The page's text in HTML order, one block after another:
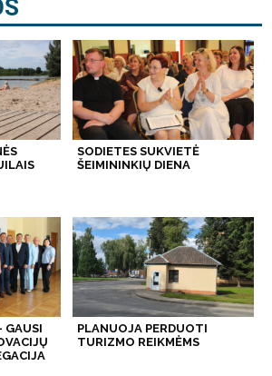
SODIETES SUKVIETĖ
ŠEIMININKIŲ DIENA
GAUSI
PLANUOJA PERDUOTI
TURIZMO REIKMĖMS